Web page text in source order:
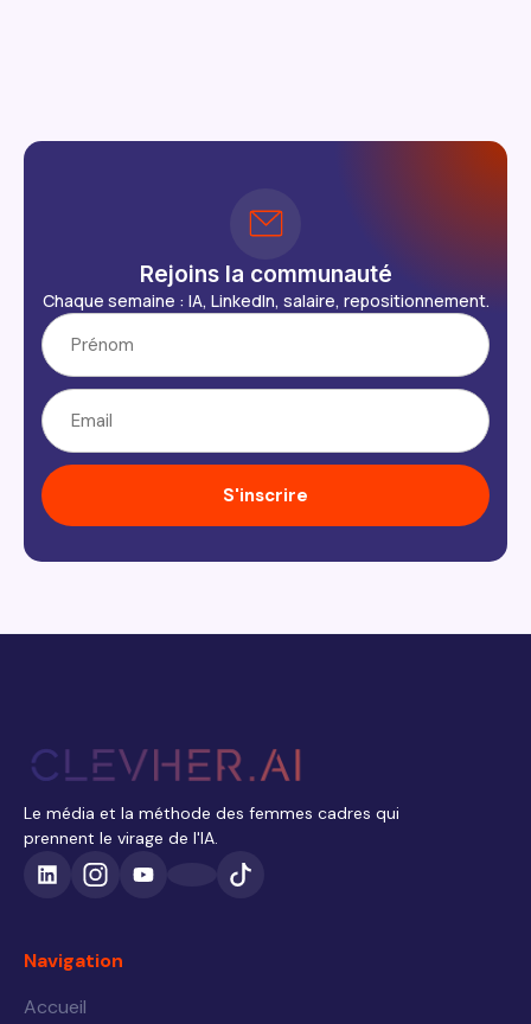
Rejoins la communauté
Chaque semaine : IA, LinkedIn, salaire, repositionnement.
S'inscrire
Le média et la méthode des femmes cadres qui
prennent le virage de l'IA.
Navigation
Accueil